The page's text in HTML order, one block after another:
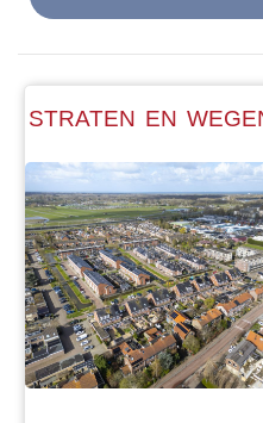
STRATEN EN